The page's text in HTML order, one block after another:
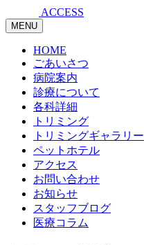
ACCESS
MENU
HOME
ごあいさつ
病院案内
診療について
各科詳細
トリミング
トリミングギャラリー
ペットホテル
アクセス
お問い合わせ
お知らせ
スタッフブログ
医療コラム